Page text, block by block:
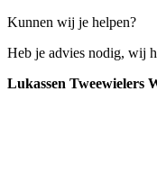
Kunnen wij je helpen?
Heb je advies nodig, wij
Lukassen Tweewielers